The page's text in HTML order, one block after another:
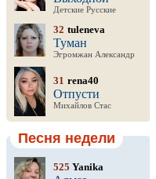
Детские Русские
32 tuleneva
Туман
Эгромжан Александр
31 rena40
Отпусти
Михайлов Стас
Песня недели
525 Yanika